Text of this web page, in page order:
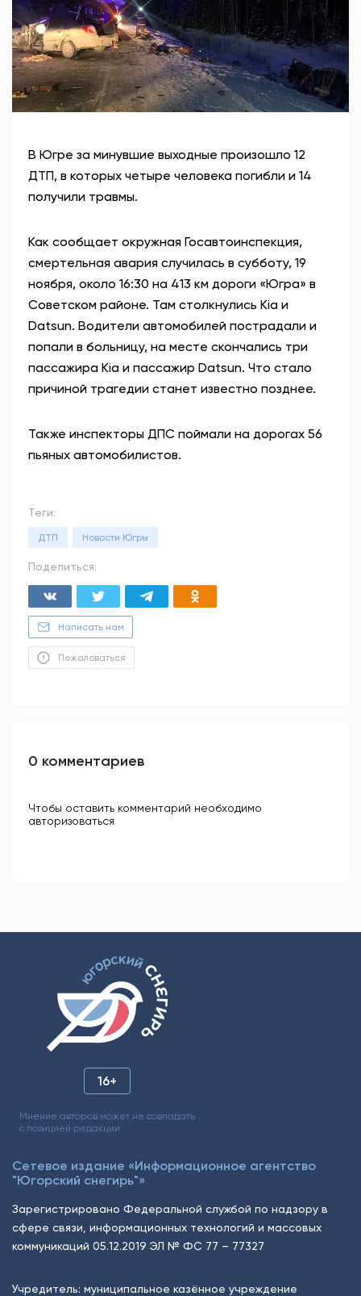
АНТИТЕРРОР
НОВОСТИ
ОФИЦИАЛЬНО
82,17 94,84
Вход / Регистрация
В Югре за минувшие выходные произошло 12
ДТП, в которых четыре человека погибли и 14
получили травмы.
Как сообщает окружная Госавтоинспекция,
смертельная авария случилась в субботу, 19
ноября, около 16:30 на 413 км дороги «Югра» в
Советском районе. Там столкнулись Kia и
Datsun. Водители автомобилей пострадали и
попали в больницу, на месте скончались три
пассажира Kia и пассажир Datsun. Что стало
причиной трагедии станет известно позднее.
Также инспекторы ДПС поймали на дорогах 56
пьяных автомобилистов.
Теги:
ДТП Новости Югры
Поделиться:
Написать нам
Пожаловаться
0 комментариев
Чтобы оставить комментарий необходимо
авторизоваться
16+
Мнение авторов может не совпадать
с позицией редакции.
Сетевое издание «Информационное агентство
"Югорский снегирь"»
Зарегистрировано Федеральной службой по надзору в
сфере связи, информационных технологий и массовых
коммуникаций 05.12.2019 ЭЛ № ФС 77 – 77327
Учредитель: муниципальное казённое учреждение